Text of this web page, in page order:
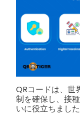
QRコードは、世
制を確保し、接
いに役立ちました